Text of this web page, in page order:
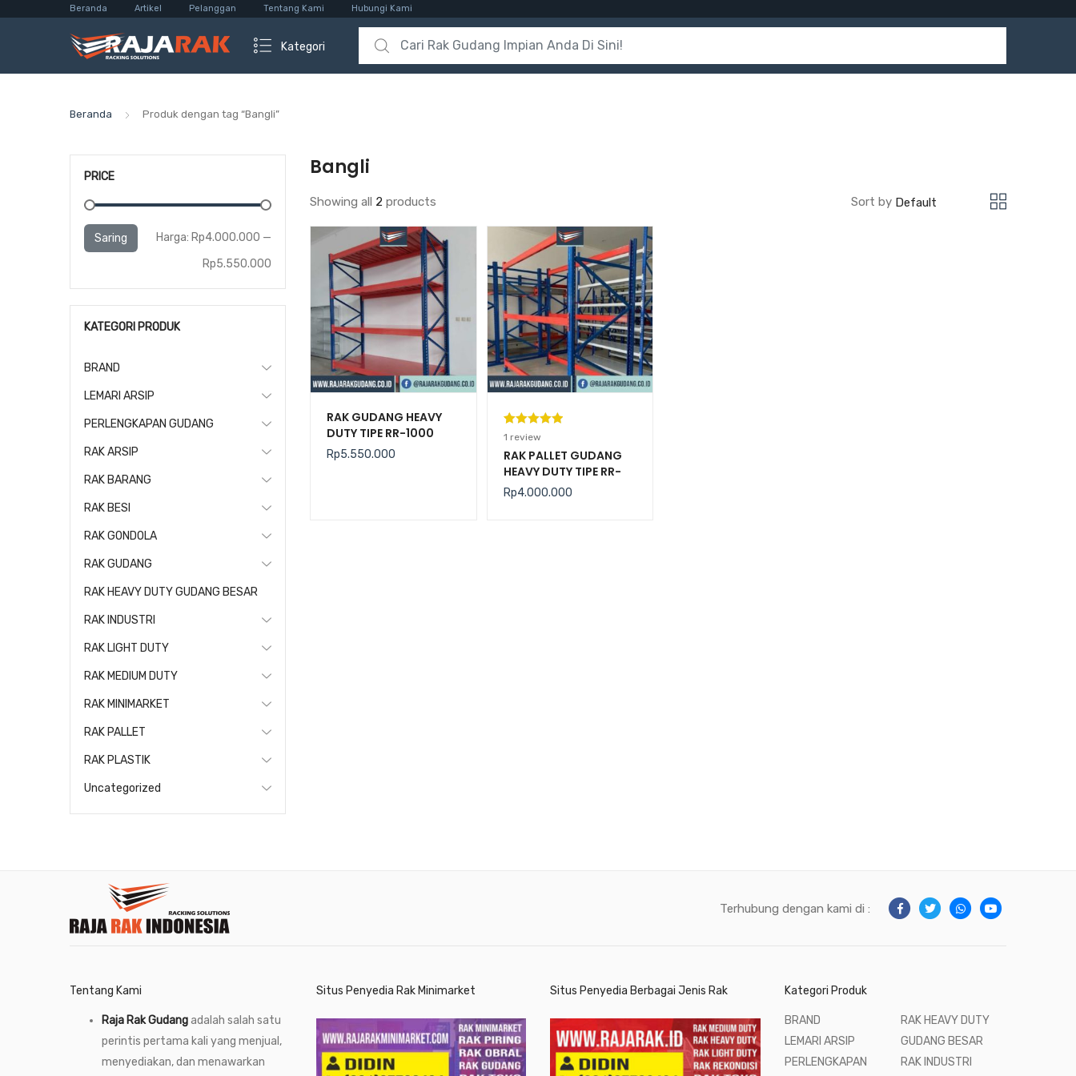
Beranda Artikel Pelanggan Tentang Kami Hubungi Kami
Kategori
Search for:
Beranda Produk dengan tag “Bangli”
Bangli
Showing all 2 products Sort by
RAK GUDANG HEAVY
DUTY TIPE RR-1000
Rp5.550.000
Peringkat
5.00dari 5
berdasarka
n
1
penilaian
1 review
RAK PALLET GUDANG
HEAVY DUTY TIPE RR-
2000 KAPASITAS 2
TON / LEVEL
Rp4.000.000
PRICE
Saring Harga: Rp4.000.000 —
Rp5.550.000
KATEGORI PRODUK
BRAND
LEMARI ARSIP
PERLENGKAPAN GUDANG
RAK ARSIP
RAK BARANG
RAK BESI
RAK GONDOLA
RAK GUDANG
RAK HEAVY DUTY GUDANG BESAR
RAK INDUSTRI
RAK LIGHT DUTY
RAK MEDIUM DUTY
RAK MINIMARKET
RAK PALLET
RAK PLASTIK
Uncategorized
Terhubung dengan kami di :
Tentang Kami
Raja Rak Gudangadalah salah satu
perintis pertama kali yang menjual,
menyediakan, dan menawarkan
Situs Penyedia Rak Minimarket Situs Penyedia Berbagai Jenis Rak Kategori Produk
BRAND
LEMARI ARSIP
PERLENGKAPAN
RAK HEAVY DUTY
GUDANG BESAR
RAK INDUSTRI